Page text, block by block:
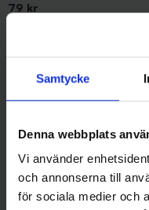
Samtycke
Denna webbplats
Vi använder
och annonserna till
för sociala medier och
79 kr